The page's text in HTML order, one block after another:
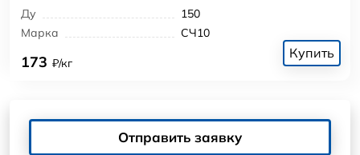
Ду
150
Марка
СЧ10
173 ₽/кг
Купить
Отправить заявку